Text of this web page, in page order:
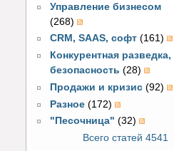
Управление бизнесом
(268)
CRM, SAAS, софт (161)
Конкурентная разведка,
безопасность (28)
Продажи и кризис (92)
Разное (172)
"Песочница" (32)
Всего статей 4541